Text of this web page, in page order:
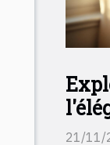
21/11/